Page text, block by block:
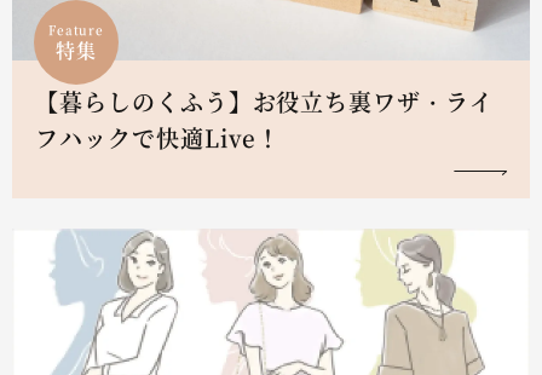
Feature
特集
【暮らしのくふう】お役立ち裏ワザ・ライ
フハックで快適Live！